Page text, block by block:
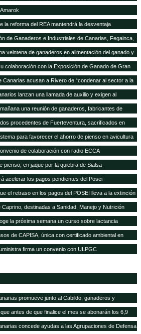
Posei
la reforma del REA mantendrá la desventaja
ganadera canaria
de Ganaderos e Industriales de Canarias, Fegainca,
aglutina los intereses del sector en el Archipiélago
veintena de ganaderos en alimentación del ganado y
colaboración con la Exposición de Ganado de Gran
2013
Canarias acusan a Rivero de “condenar al sector a la
desprecio”
lanzan una llamada de auxilio y exigen al
la ayuda de Estado del Posei
una reunión de ganaderos, fabricantes de
transformadoras de leche para analizar la crisis del
procedentes de Fuerteventura, sacrificados en
mala gestión del matadero insular
para favorecer el ahorro de pienso en avicultura
de colaboración con radio ECCA
pienso, en jaque por la quiebra de Sialsa
acelerar los pagos pendientes del Posei
el retraso en los pagos del POSEI lleva a la extinción
destinadas a Sanidad, Manejo y Nutrición
la próxima semana un curso sobre lactancia
caprino
de CAPISA, única con certificado ambiental en
firma un convenio con ULPGC
promueve junto al Cabildo, ganaderos y
el fomento de la producción local de forrajes
antes de que finalice el mes se abonarán los 6,9
adicional de la campaña 2015
concede ayudas a las Agrupaciones de Defensa